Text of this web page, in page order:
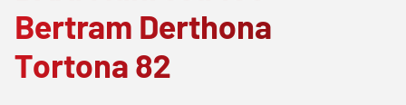
Bertram Derthona
Tortona 82